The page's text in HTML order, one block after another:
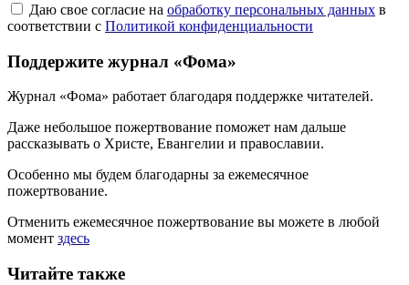
Даю свое согласие на обработку персональных данных в
соответствии с Политикой конфиденциальности
Поддержите журнал «Фома»
Журнал «Фома» работает благодаря поддержке читателей.
Даже небольшое пожертвование поможет нам дальше
рассказывать о Христе, Евангелии и православии.
Особенно мы будем благодарны за ежемесячное
пожертвование.
Отменить ежемесячное пожертвование вы можете в любой
момент здесь
Читайте также